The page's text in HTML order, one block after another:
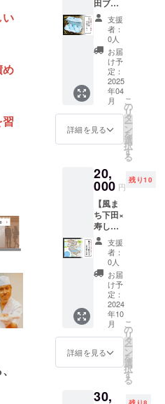
い
め
酒）
720ml
純米大
吟醸 ア
ルコー
ル度
数：15
料：
米・米
麹 使用
米：下
田産き
り 精米
歩合：
48％ 日
本酒
度：+5
保存方
法：常
温 ❹豆
州（米
焼酎）
720ml
米焼酎
アル
コール
度数：
25度 原
材料：
米(国
産)・米
米) 東伊
12−12 ※
現金へ
の交換
はでき
ませ
ん。 ※
有効期
間：
2024年
10月〜
12月ま
で
べて頂
きたい
です。
※会場：
寿司ら
ぼ302
住所：
静岡県
下田市
三丁目
12−12 ※
有効期
オープ
ン〜
2025年
12月ま
で
らかを
お選び
いただ
けま
す。 ・
美松寿
司来店
時にス
タッフ
にクラ
ウド
ファン
た旨を
お声掛
さい。
・住所:
静岡県
下田市
二丁目
12–8 ※
現金へ
の交換
はでき
ませ
ん。お
つりは
でませ
ん。 ※
10月〜
田ブ
ルーコ
ラボチ
ケッ
ト】 幸
せの青
い卵”下
田ブ
ルー”を
送りま
す。 オ
メガ３
が普通
平飼い
自然養
鶏
farm19
87さん
の養鶏
するア
ローカ
ナとい
う品種
の鶏で
美松で
出た魚
のアラ
や貝殻
を餌の
一部と
いま
支援
者：
0人
お届
け予
定：
2025
年04
月
詳細を見る
こ
の
リ
タ
ー
ン
を
選
択
す
る
20,
000 円
残り10
【風ま
ち下田×
寿しら
ぼ３０
２コラ
ボチ
ケッ
ト】 寿
しらぼ
３０２
での寿
司体験
１回に
加え、
副業寿
津留崎
支援
者：
0人
お届
け予
定：
2024
年10
月
詳細を見る
こ
の
リ
タ
ー
ン
を
選
択
す
る
30,